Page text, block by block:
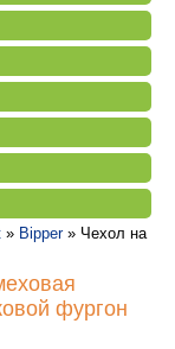
» Bipper » Чехол на
фургон